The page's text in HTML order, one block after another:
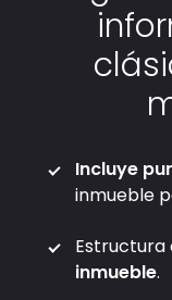
Incluye
inmueble
inmueble.